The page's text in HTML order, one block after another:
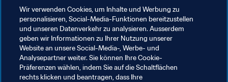
Verwandte Themen
Wir verwenden Cookies, um Inhalte und Werbung zu
personalisieren, Social-Media-Funktionen bereitzustellen
und unseren Datenverkehr zu analysieren. Ausserdem
geben wir Informationen zu Ihrer Nutzung unserer
Website an unsere Social-Media-, Werbe- und
Analysepartner weiter. Sie können Ihre Cookie-
Präferenzen wählen, indem Sie auf die Schaltflächen
rechts klicken und beantragen, dass Ihre